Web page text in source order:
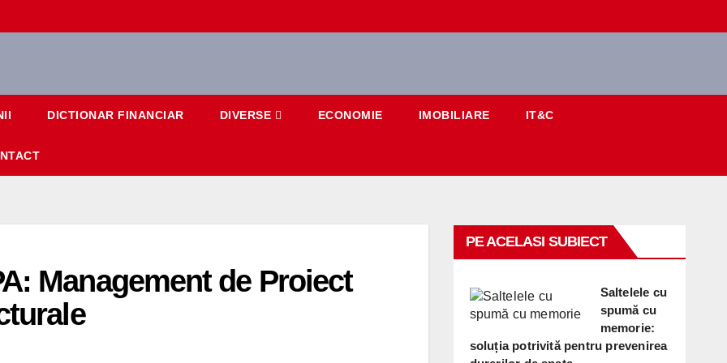
DICTIONAR FINANCIAR DIVERSE ECONOMIE IMOBILIARE IT&C
Management de Proiect
PE ACELASI SUBIECT
Saltelele cu
spumă cu
memorie:
soluția potrivită pentru prevenirea